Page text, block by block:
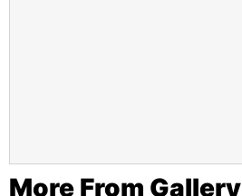
More From Gallery